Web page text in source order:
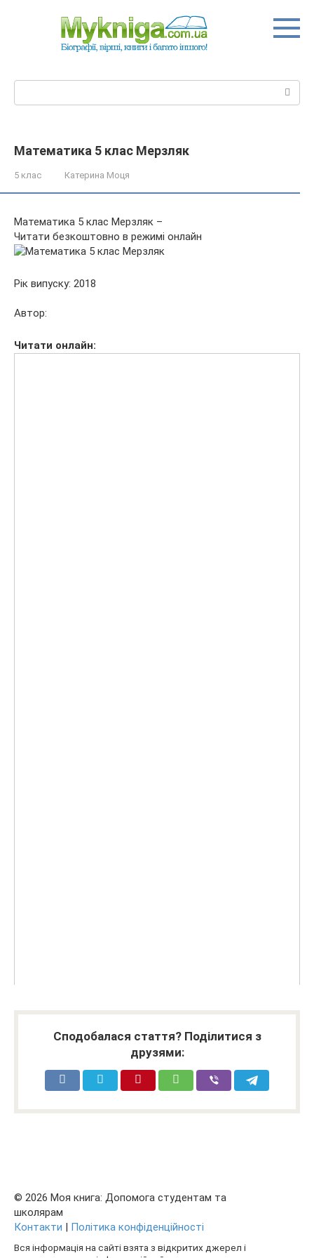
Математика 5 клас Мерзляк
5 клас Катерина Моця
Математика 5 клас Мерзляк –
Читати безкоштовно в режимі онлайн
Рік випуску: 2018
Автор:
Читати онлайн:
Сподобалася стаття? Поділитися з
друзями:
© 2026 Моя книга: Допомога студентам та
школярам
Контакти | Політика конфіденційності
Вся інформація на сайті взята з відкритих джерел і